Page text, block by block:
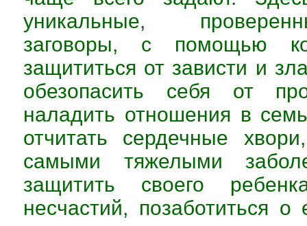
уникальные,
заговоры, с помощью
защититься от зависти и
обезопасить себя от
наладить отношения в
отчитать сердечные
самыми тяжелыми
защитить своего
несчастий, позаботиться о